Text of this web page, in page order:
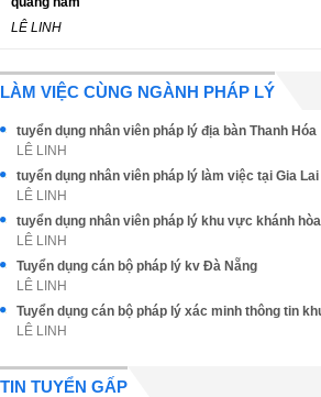
LÊ LINH
LÀM VIỆC CÙNG NGÀNH PHÁP LÝ
tuyển dụng nhân viên pháp lý địa bàn Thanh Hóa
LÊ LINH
tuyển dụng nhân viên pháp lý làm việc tại Gia Lai
LÊ LINH
tuyển dụng nhân viên pháp lý khu vực khánh hòa
LÊ LINH
Tuyển dụng cán bộ pháp lý kv Đà Nẵng
LÊ LINH
LÊ LINH
TIN TUYỂN GẤP